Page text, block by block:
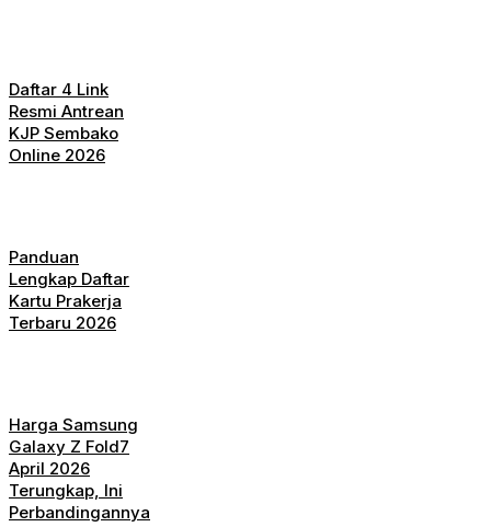
Daftar 4 Link
Resmi Antrean
KJP Sembako
Online 2026
Panduan
Lengkap Daftar
Kartu Prakerja
Terbaru 2026
Harga Samsung
Galaxy Z Fold7
April 2026
Terungkap, Ini
Perbandingannya